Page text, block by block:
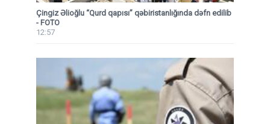
Çingiz Əlioğlu “Qurd qapısı” qəbiristanlığında dəfn edilib
- FOTO
12:57